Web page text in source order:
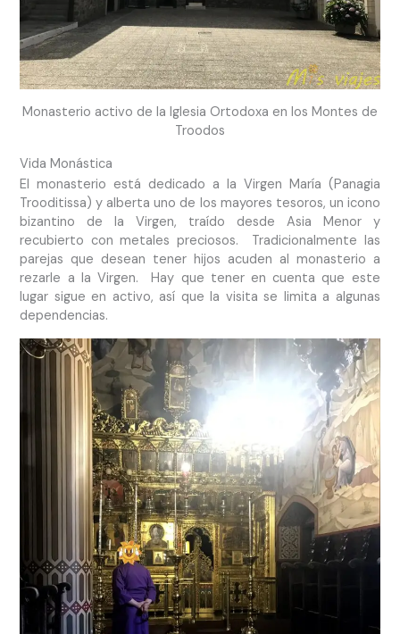
Monasterio activo de la Iglesia Ortodoxa en los Montes de
Troodos
Vida Monástica
El monasterio está dedicado a la Virgen María (Panagia
Trooditissa) y alberta uno de los mayores tesoros, un icono
bizantino de la Virgen, traído desde Asia Menor y
recubierto con metales preciosos. Tradicionalmente las
parejas que desean tener hijos acuden al monasterio a
rezarle a la Virgen. Hay que tener en cuenta que este
lugar sigue en activo, así que la visita se limita a algunas
dependencias.